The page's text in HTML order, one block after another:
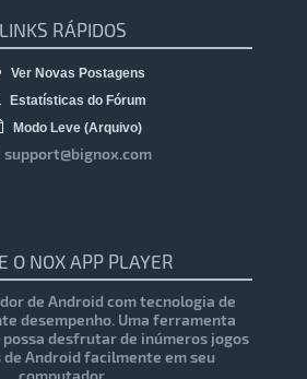
LINKS RÁPIDOS
Ver Novas Postagens
Estatísticas do Fórum
Modo Leve (Arquivo)
support@bignox.com
O NOX APP PLAYER
de Android com tecnologia de
desempenho. Uma ferramenta
desfrutar de inúmeros jogos
Android facilmente em seu
computador.